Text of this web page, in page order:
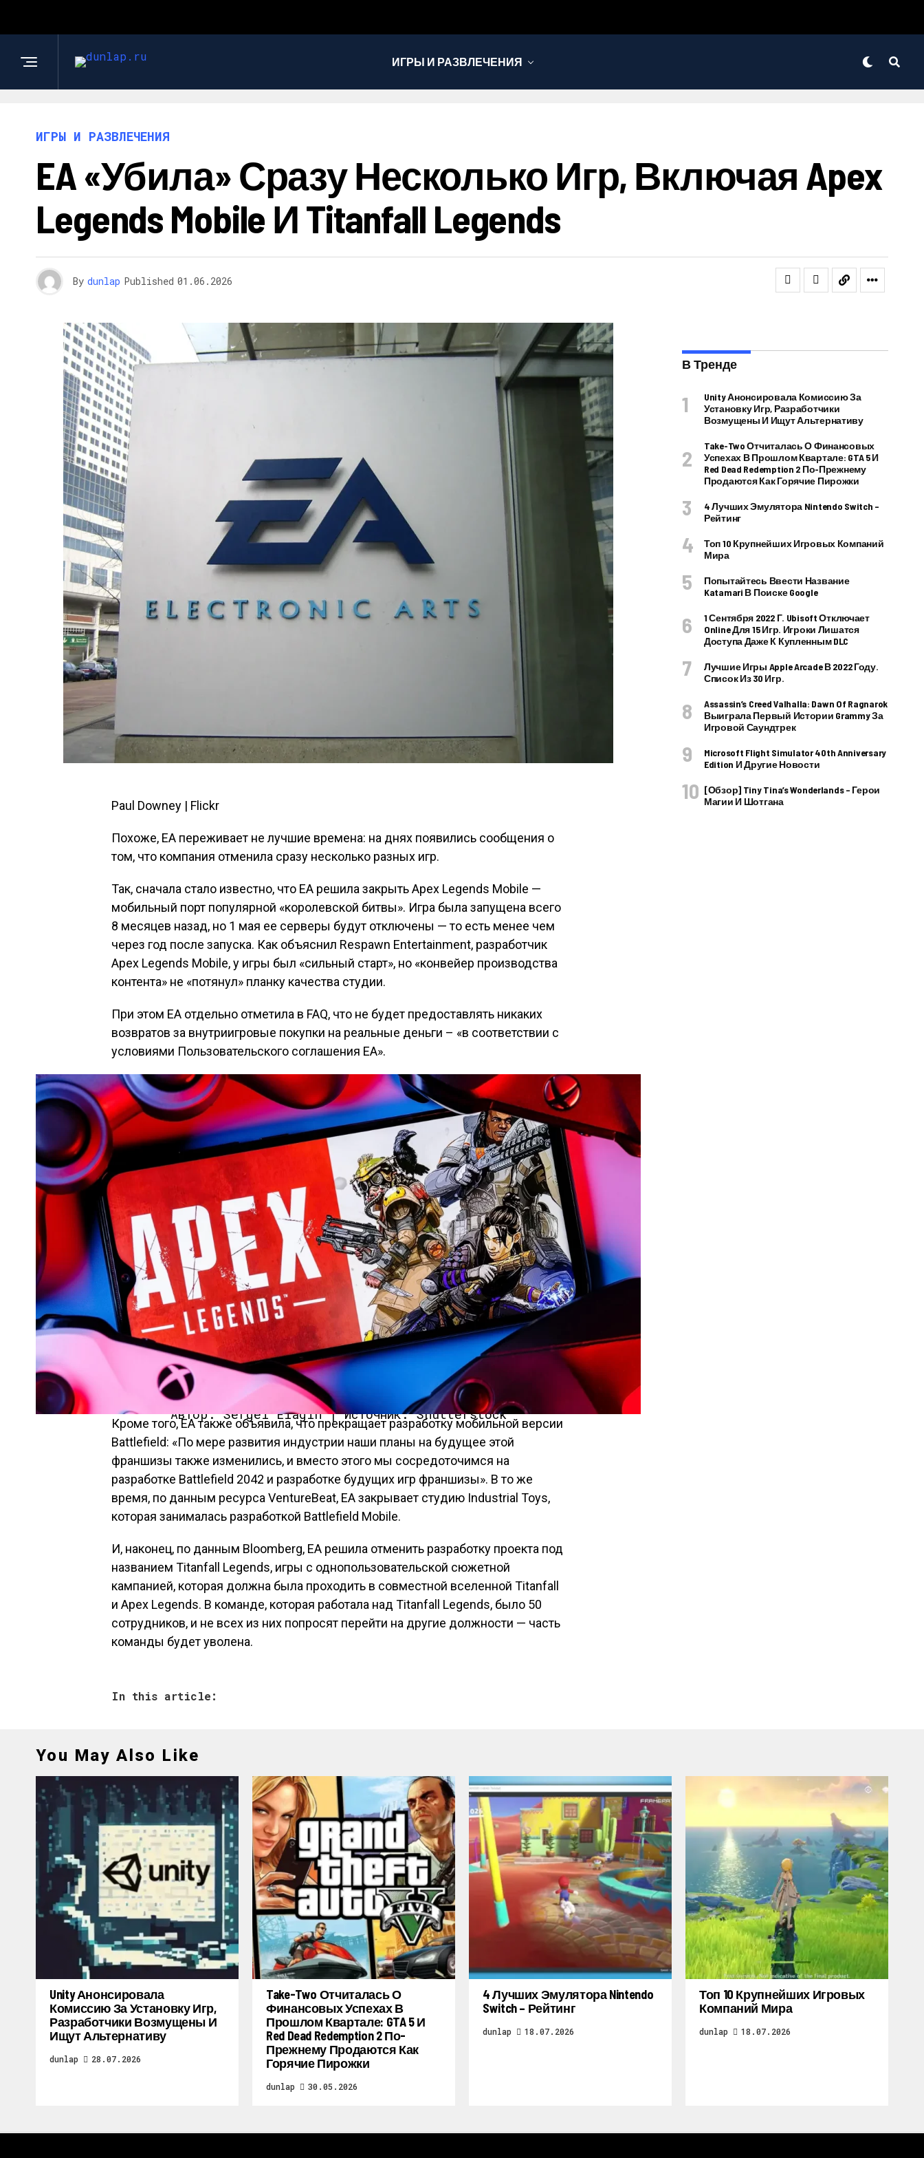
ИГРЫ И РАЗВЛЕЧЕНИЯ
ИГРЫ И РАЗВЛЕЧЕНИЯ
EA «убила» Сразу Несколько Игр, Включая Apex
Legends Mobile И Titanfall Legends
By dunlap Published 01.06.2026
Paul Downey | Flickr
Похоже, EA переживает не лучшие времена: на днях появились сообщения о
том, что компания отменила сразу несколько разных игр.
Так, сначала стало известно, что EA решила закрыть Apex Legends Mobile —
мобильный порт популярной «королевской битвы». Игра была запущена всего
8 месяцев назад, но 1 мая ее серверы будут отключены — то есть менее чем
через год после запуска. Как объяснил Respawn Entertainment, разработчик
Apex Legends Mobile, у игры был «сильный старт», но «конвейер производства
контента» не «потянул» планку качества студии.
При этом EA отдельно отметила в FAQ, что не будет предоставлять никаких
возвратов за внутриигровые покупки на реальные деньги – «в соответствии с
условиями Пользовательского соглашения EA».
Автор: Sergei Elagin | Источник: Shutterstock
Кроме того, EA также объявила, что прекращает разработку мобильной версии
Battlefield: «По мере развития индустрии наши планы на будущее этой
франшизы также изменились, и вместо этого мы сосредоточимся на
разработке Battlefield 2042 и разработке будущих игр франшизы». В то же
время, по данным ресурса VentureBeat, EA закрывает студию Industrial Toys,
которая занималась разработкой Battlefield Mobile.
И, наконец, по данным Bloomberg, EA решила отменить разработку проекта под
названием Titanfall Legends, игры с однопользовательской сюжетной
кампанией, которая должна была проходить в совместной вселенной Titanfall
и Apex Legends. В команде, которая работала над Titanfall Legends, было 50
сотрудников, и не всех из них попросят перейти на другие должности — часть
команды будет уволена.
In this article:
В Тренде
Unity Анонсировала Комиссию За
Установку Игр, Разработчики
Возмущены И Ищут Альтернативу
Take-Two Отчиталась О Финансовых
Успехах В Прошлом Квартале: GTA 5 И
Red Dead Redemption 2 По-Прежнему
Продаются Как Горячие Пирожки
4 Лучших Эмулятора Nintendo Switch –
Рейтинг
Топ 10 Крупнейших Игровых Компаний
Мира
Попытайтесь Ввести Название
Katamari В Поиске Google
1 Сентября 2022 Г. Ubisoft Отключает
Online Для 15 Игр. Игроки Лишатся
Доступа Даже К Купленным DLC
Лучшие Игры Apple Arcade В 2022 Году.
Список Из 30 Игр.
Assassin’s Creed Valhalla: Dawn Of Ragnarok
Выиграла Первый Истории Grammy За
Игровой Саундтрек
Microsoft Flight Simulator 40th Anniversary
Edition И Другие Новости
[Обзор] Tiny Tina’s Wonderlands – Герои
Магии И Шотгана
You May Also Like
Unity Анонсировала
Комиссию За Установку Игр,
Разработчики Возмущены И
Ищут Альтернативу
dunlap 28.07.2026
Take-Two Отчиталась О
Финансовых Успехах В
Прошлом Квартале: GTA 5 И
Red Dead Redemption 2 По-
Прежнему Продаются Как
Горячие Пирожки
dunlap 30.05.2026
4 Лучших Эмулятора Nintendo
Switch – Рейтинг
dunlap 18.07.2026
Топ 10 Крупнейших Игровых
Компаний Мира
dunlap 18.07.2026